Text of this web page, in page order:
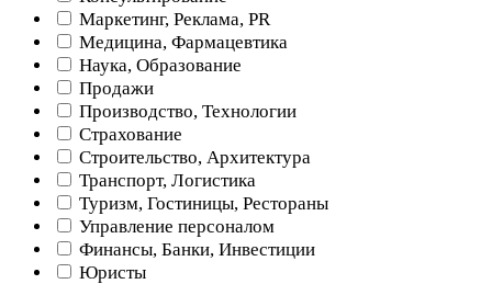
Маркетинг, Реклама, PR
Медицина, Фармацевтика
Наука, Образование
Продажи
Производство, Технологии
Страхование
Строительство, Архитектура
Транспорт, Логистика
Туризм, Гостиницы, Рестораны
Управление персоналом
Финансы, Банки, Инвестиции
Юристы